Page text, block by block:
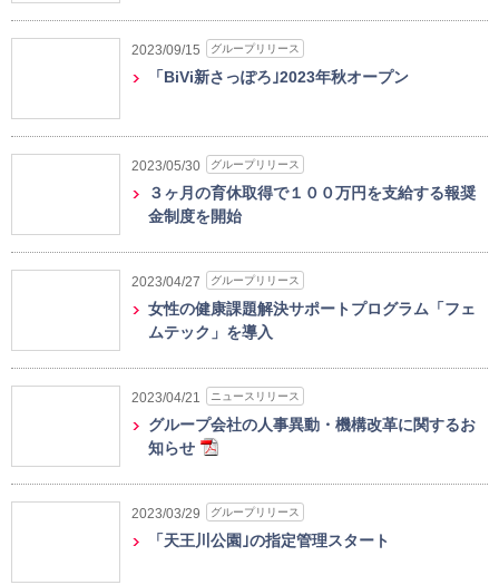
2023/09/15 グループリリース
「BiVi新さっぽろ｣2023年秋オープン
2023/05/30 グループリリース
３ヶ月の育休取得で１００万円を支給する報奨
金制度を開始
2023/04/27 グループリリース
女性の健康課題解決サポートプログラム「フェ
ムテック」を導入
2023/04/21 ニュースリリース
グループ会社の人事異動・機構改革に関するお
知らせ
2023/03/29 グループリリース
「天王川公園｣の指定管理スタート